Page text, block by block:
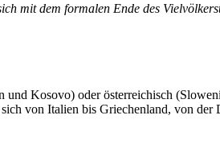
mit dem formalen Ende des
Kosovo) oder österreichisch
von Italien bis Griechenland, von